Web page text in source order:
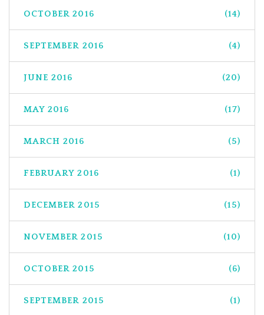
OCTOBER 2016 (14)
SEPTEMBER 2016 (4)
JUNE 2016 (20)
MAY 2016 (17)
MARCH 2016 (5)
FEBRUARY 2016 (1)
DECEMBER 2015 (15)
NOVEMBER 2015 (10)
OCTOBER 2015 (6)
SEPTEMBER 2015 (1)